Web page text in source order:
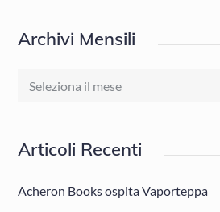
Archivi Mensili
Archivi
Articoli Recenti
Acheron Books ospita Vaporteppa